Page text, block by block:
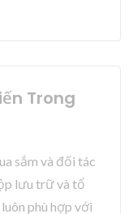
Trong
sắm và đối tác
lưu trữ và tổ
phù hợp với